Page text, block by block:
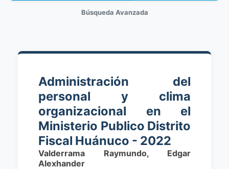
Búsqueda Avanzada
Administración del
personal y clima
organizacional en el
Ministerio Publico Distrito
Fiscal Huánuco - 2022
Valderrama Raymundo, Edgar
Alexhander